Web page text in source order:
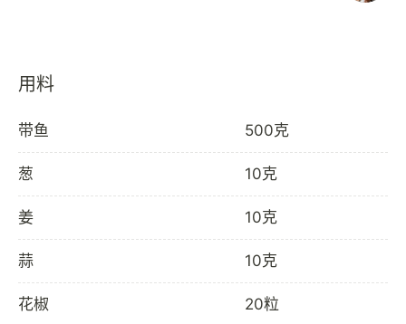
用料
带鱼 500克
葱 10克
姜 10克
蒜 10克
花椒 20粒